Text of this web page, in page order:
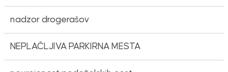
nadzor drogerašov
NEPLAČLJIVA PARKIRNA MESTA